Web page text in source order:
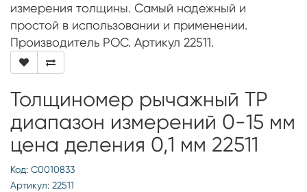
измерения толщины. Самый надежный и
простой в использовании и применении.
Производитель РОС. Артикул 22511.
Толщиномер рычажный ТР
диапазон измерений 0-15 мм
цена деления 0,1 мм 22511
Код: С0010833
Артикул: 22511